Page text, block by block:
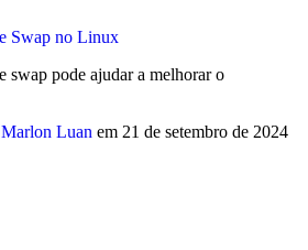
Swap no Linux
swap pode ajudar a melhorar o
Marlon Luan em 21 de setembro de 2024